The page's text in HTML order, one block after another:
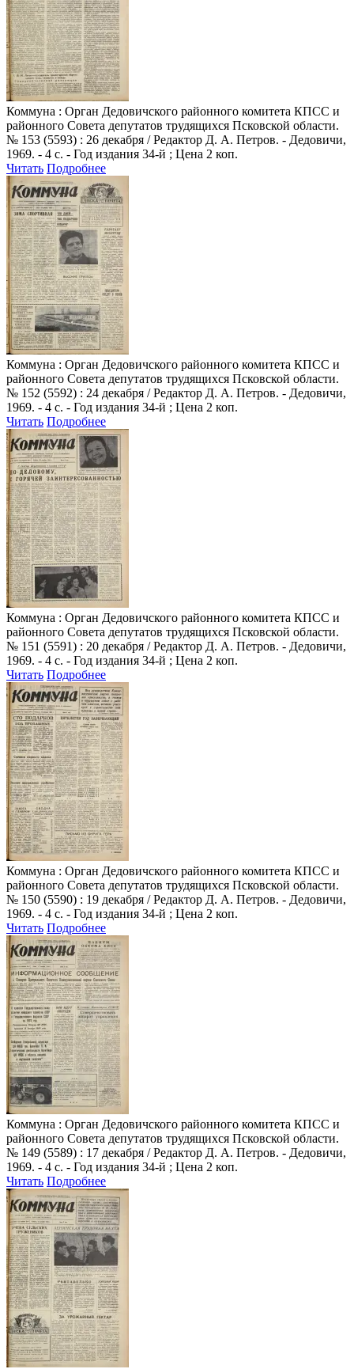
Коммуна : Орган Дедовичского районного комитета КПСС и
районного Совета депутатов трудящихся Псковской области.
№ 153 (5593) : 26 декабря / Редактор Д. А. Петров. - Дедовичи,
1969. - 4 с. - Год издания 34-й ; Цена 2 коп.
Читать Подробнее
Коммуна : Орган Дедовичского районного комитета КПСС и
районного Совета депутатов трудящихся Псковской области.
№ 152 (5592) : 24 декабря / Редактор Д. А. Петров. - Дедовичи,
1969. - 4 с. - Год издания 34-й ; Цена 2 коп.
Читать Подробнее
Коммуна : Орган Дедовичского районного комитета КПСС и
районного Совета депутатов трудящихся Псковской области.
№ 151 (5591) : 20 декабря / Редактор Д. А. Петров. - Дедовичи,
1969. - 4 с. - Год издания 34-й ; Цена 2 коп.
Читать Подробнее
Коммуна : Орган Дедовичского районного комитета КПСС и
районного Совета депутатов трудящихся Псковской области.
№ 150 (5590) : 19 декабря / Редактор Д. А. Петров. - Дедовичи,
1969. - 4 с. - Год издания 34-й ; Цена 2 коп.
Читать Подробнее
Коммуна : Орган Дедовичского районного комитета КПСС и
районного Совета депутатов трудящихся Псковской области.
№ 149 (5589) : 17 декабря / Редактор Д. А. Петров. - Дедовичи,
1969. - 4 с. - Год издания 34-й ; Цена 2 коп.
Читать Подробнее